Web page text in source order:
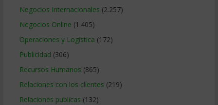
Negocios Internacionales (2.257)
Negocios Online (1.405)
Operaciones y Logística (172)
Publicidad (306)
Recursos Humanos (865)
Relaciones con los clientes (219)
Relaciones publicas (132)